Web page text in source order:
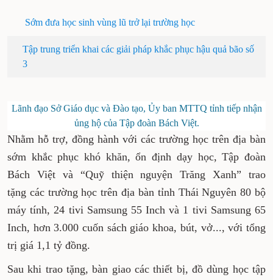
Sớm đưa học sinh vùng lũ trở lại trường học
Tập trung triển khai các giải pháp khắc phục hậu quả bão số
3
Lãnh đạo Sở Giáo dục và Đào tạo, Ủy ban MTTQ tỉnh tiếp nhận
ủng hộ của Tập đoàn Bách Việt.
Nhằm hỗ trợ, đồng hành với các trường học trên địa bàn
sớm khắc phục khó khăn, ổn định dạy học, Tập đoàn
Bách Việt và “Quỹ thiện nguyện Trăng Xanh” trao
tặng các trường học trên địa bàn tỉnh Thái Nguyên 80 bộ
máy tính, 24 tivi Samsung 55 Inch và 1 tivi Samsung 65
Inch, hơn 3.000 cuốn sách giáo khoa, bút, vở..., với tổng
trị giá 1,1 tỷ đồng.
Sau khi trao tặng, bàn giao các thiết bị, đồ dùng học tập